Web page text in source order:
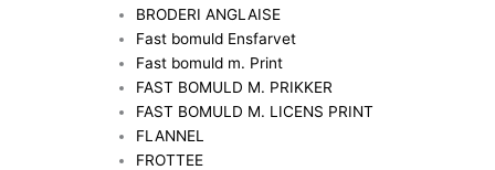
BRODERI ANGLAISE
Fast bomuld Ensfarvet
Fast bomuld m. Print
FAST BOMULD M. PRIKKER
FAST BOMULD M. LICENS PRINT
FLANNEL
FROTTEE